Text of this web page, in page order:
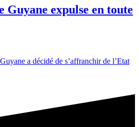
Guyane expulse en toute
a décidé de s’affranchir de l’Etat